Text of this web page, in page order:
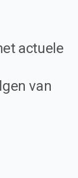
actuele
van